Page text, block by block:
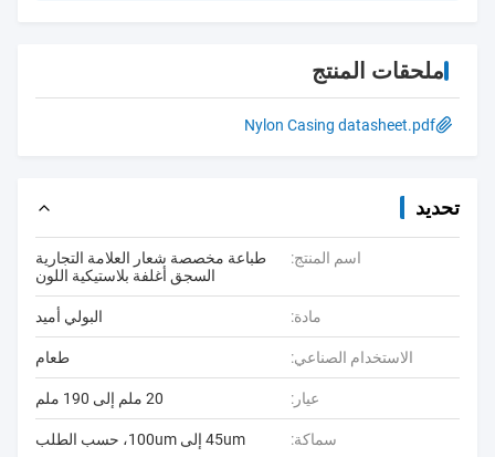
ملحقات المنتج
Nylon Casing datasheet.pdf
تحديد
اسم المنتج:
طباعة مخصصة شعار العلامة التجارية
السجق أغلفة بلاستيكية اللون
مادة: البولي أميد
الاستخدام الصناعي: طعام
عيار: 20 ملم إلى 190 ملم
سماكة: 45um إلى 100um، حسب الطلب